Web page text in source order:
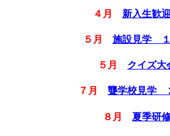
４月 新入生歓
５月 施設見学
５月 クイズ大
７月 聾学校見学
８月 夏季研